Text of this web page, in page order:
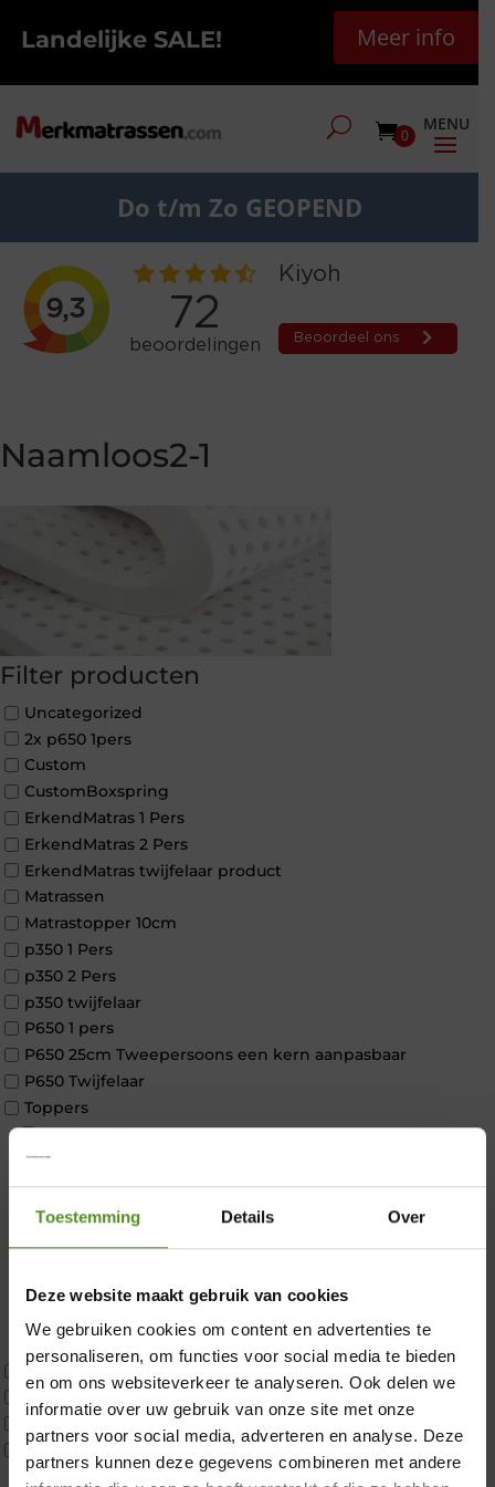
Toestemming Details Over
Deze website maakt gebruik van cookies
We gebruiken cookies om content en advertenties te
personaliseren, om functies voor social media te bieden
en om ons websiteverkeer te analyseren. Ook delen we
informatie over uw gebruik van onze site met onze
partners voor social media, adverteren en analyse. Deze
partners kunnen deze gegevens combineren met andere
Landelijke SALE! Meer info
0
Do t/m Zo GEOPEND
Naamloos2-1
Filter producten
Uncategorized
2x p650 1pers
Custom
CustomBoxspring
ErkendMatras 1 Pers
ErkendMatras 2 Pers
ErkendMatras twijfelaar product
Matrassen
Matrastopper 10cm
p350 1 Pers
p350 2 Pers
p350 twijfelaar
P650 1 pers
P650 25cm Tweepersoons een kern aanpasbaar
P650 Twijfelaar
Toppers
Maatvoering
2 personen
2 personen split
Koudschuim
Traagschuim
Tweepersoons 1 kern
Tweepersoons 2 kernen
Webshop Only Collectie
×